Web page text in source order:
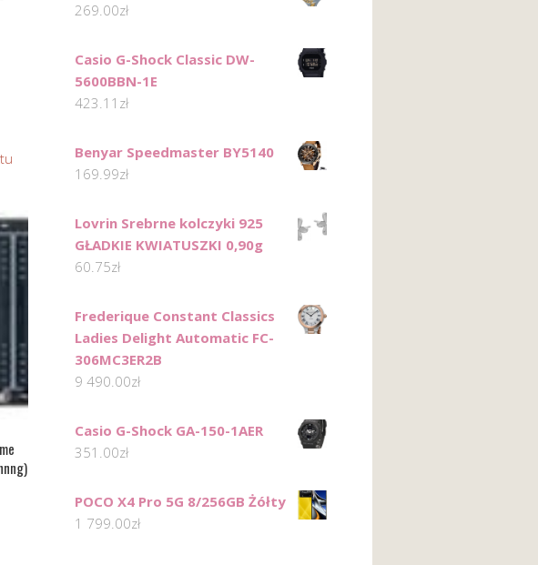
269.00zł
Casio G-Shock Classic DW-
5600BBN-1E
423.11 zł
Benyar Speedmaster BY5140
169.99zł
Lovrin Srebrne kolczyki 925
GŁADKIE KWIATUSZKI 0,90g
60.75zł
Frederique Constant Classics
Ladies Delight Automatic FC-
306MC3ER2B
9 490.00zł
Casio G-Shock GA-150-1AER
351.00zł
POCO X4 Pro 5G 8/256GB Żółty
1 799.00zł